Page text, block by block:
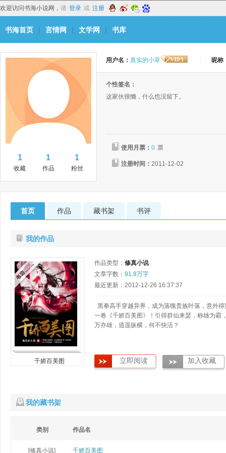
欢迎访问书海小说网， 请 登录 或 注册
书海首页 | 言情网 | 文学网 | 书库
1
收藏
1
作品
1
粉丝
用户名： 真实的小草 昵称
个性签名：
这家伙很懒，什么也没留下。
使用月票： 0 票
注册时间： 2011-12-02
首页 作品 藏书架 书评
我的作品
千娇百美图
作品类型： 修真小说
文章字数： 91.8万字
最近更新：2012-12-26 16:37:37
黑拳高手穿越异界，成为落魄贵族叶落，意外得
一卷《千娇百美图》！引得群仙来瑟，称雄为霸
万亦雄，逍遥纵横，何不快活？
立即阅读 加入收藏
我的藏书架
类别 作品名
[修真小说] 千娇百美图